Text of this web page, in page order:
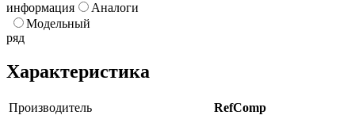
информация
Аналоги
Модельный
ряд
Характеристика
Производитель
RefComp